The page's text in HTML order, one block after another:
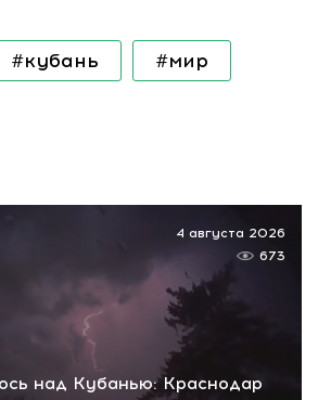
#кубань #мир
над Кубанью: Краснодар
4 августа 2026
673